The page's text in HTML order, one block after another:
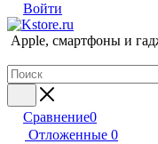
Войти
Apple, cмартфоны и
Сравнение0
Отложенные 0